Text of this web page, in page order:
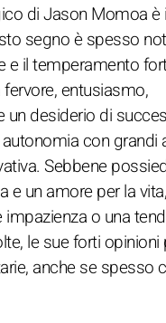
di Jason Momoa è
segno è spesso
e il temperamento
entusiasmo,
un desiderio di
con grandi
Sebbene
e un amore per la
o una
le sue forti
anche se spesso